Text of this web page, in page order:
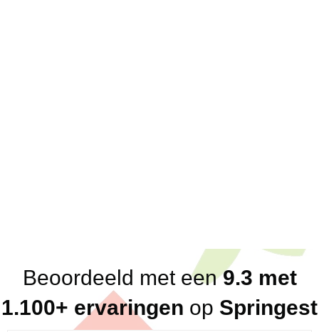
Beoordeeld met een9.3 met
1.100+ ervaringen op Springest